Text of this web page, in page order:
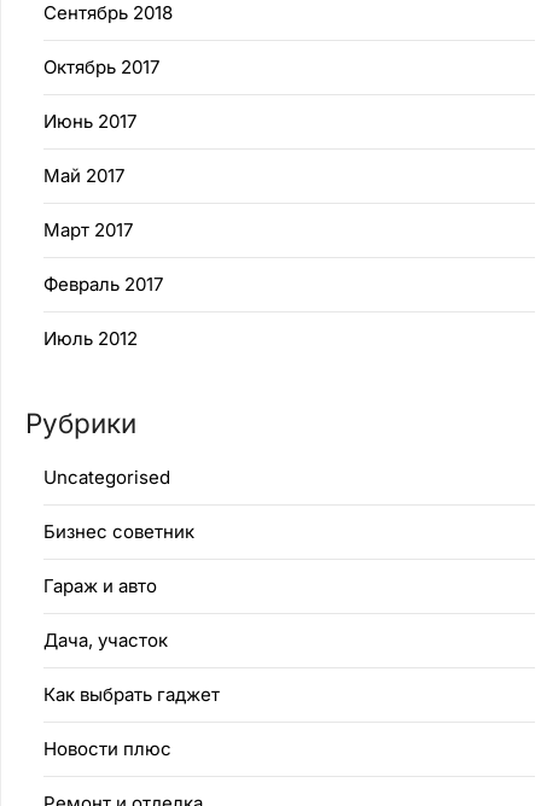
Сентябрь 2018
Октябрь 2017
Июнь 2017
Май 2017
Март 2017
Февраль 2017
Июль 2012
Рубрики
Uncategorised
Бизнес советник
Гараж и авто
Дача, участок
Как выбрать гаджет
Новости плюс